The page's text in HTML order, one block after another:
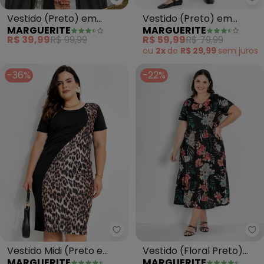
Marguerite - Vestido (Preto)
Vestido (Preto) em
Malha Fio Tinto
MARGUERITE
R$ 39,99R$ 99,99
Vestido (Preto) em
Malha Fria
MARGUERITE
R$ 59,99R$ 79,99
ou 2x de R$ 29,99 sem juros
-36%
Marguerite - Vestido Midi
Vestido Midi (Preto e
-22%
Vestido (Floral Preto)